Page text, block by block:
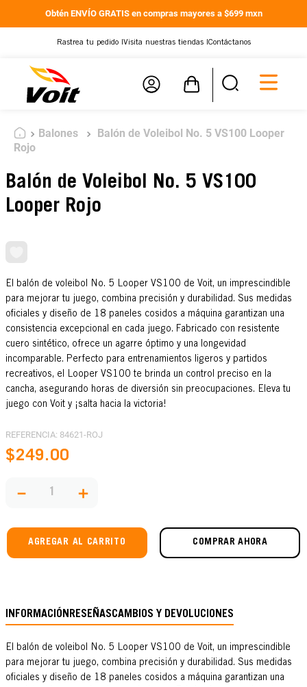
Obtén ENVÍO GRATIS en compras mayores a $699 mxn
Rastrea tu pedido | Visita nuestras tiendas | Contáctanos
Balones
Balón de Voleibol No. 5 VS100 Looper
Rojo
Balón de Voleibol No. 5 VS100
Looper Rojo
El balón de voleibol No. 5 Looper VS100 de Voit, un imprescindible
para mejorar tu juego, combina precisión y durabilidad. Sus medidas
oficiales y diseño de 18 paneles cosidos a máquina garantizan una
consistencia excepcional en cada juego. Fabricado con resistente
cuero sintético, ofrece un agarre óptimo y una longevidad
incomparable. Perfecto para entrenamientos ligeros y partidos
recreativos, el Looper VS100 te brinda un control preciso en la
cancha, asegurando horas de diversión sin preocupaciones. Eleva tu
juego con Voit y ¡salta hacia la victoria!
REFERENCIA: 84621-ROJ
$249.00
＋
－
AGREGAR AL CARRITO COMPRAR AHORA
INFORMACIÓNRESEÑASCAMBIOS Y DEVOLUCIONES
El balón de voleibol No. 5 Looper VS100 de Voit, un imprescindible
para mejorar tu juego, combina precisión y durabilidad. Sus medidas
oficiales y diseño de 18 paneles cosidos a máquina garantizan una